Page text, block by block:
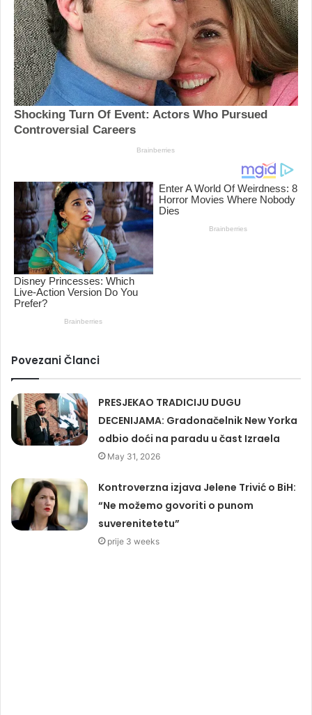
Povezani Članci
PRESJEKAO TRADICIJU DUGU
DECENIJAMA: Gradonačelnik New Yorka
odbio doći na paradu u čast Izraela
May 31, 2026
Kontroverzna izjava Jelene Trivić o BiH:
“Ne možemo govoriti o punom
suverenitetetu”
prije 3 weeks